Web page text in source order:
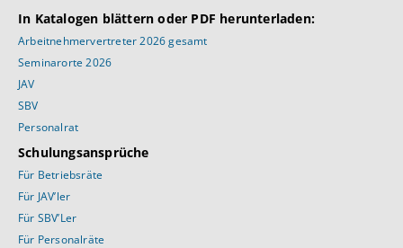
In Katalogen blättern oder PDF herunterladen:
Arbeitnehmervertreter 2026 gesamt
Seminarorte 2026
JAV
SBV
Personalrat
Schulungsansprüche
Für Betriebsräte
Für JAV’ler
Für SBV’Ler
Für Personalräte